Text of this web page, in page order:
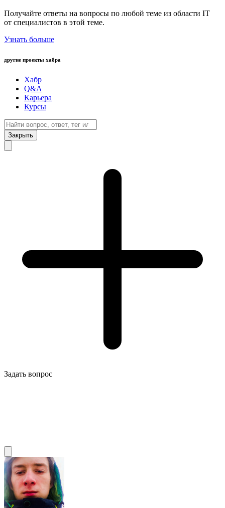
Получайте ответы на вопросы по любой теме из области IT
от специалистов в этой теме.
Узнать больше
другие проекты хабра
Хабр
Q&A
Карьера
Курсы
Закрыть
Задать вопрос